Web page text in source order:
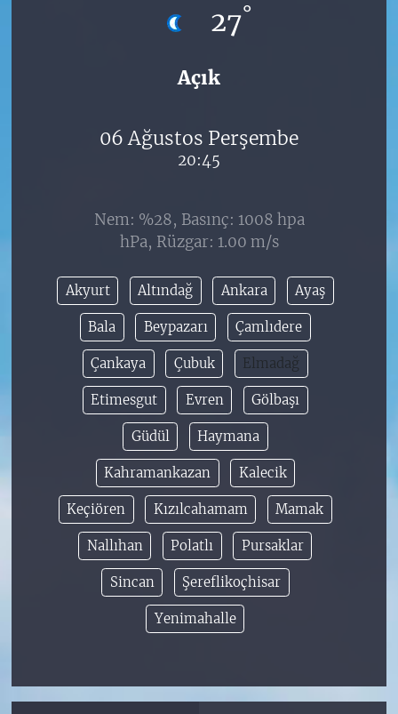
27°
Açık
06 Ağustos Perşembe
20:45
Nem: %28, Basınç: 1008 hpa
hPa, Rüzgar: 1.00 m/s
Akyurt Altındağ Ankara Ayaş
Bala Beypazarı Çamlıdere
Çankaya Çubuk Elmadağ
Etimesgut Evren Gölbaşı
Güdül Haymana
Kahramankazan Kalecik
Keçiören Kızılcahamam Mamak
Nallıhan Polatlı Pursaklar
Sincan Şereflikoçhisar
Yenimahalle